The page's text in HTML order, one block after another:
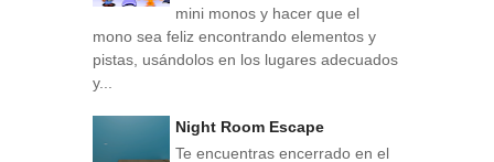
mini monos y hacer que el
mono sea feliz encontrando elementos y
pistas, usándolos en los lugares adecuados
y...
Night Room Escape
Te encuentras encerrado en el